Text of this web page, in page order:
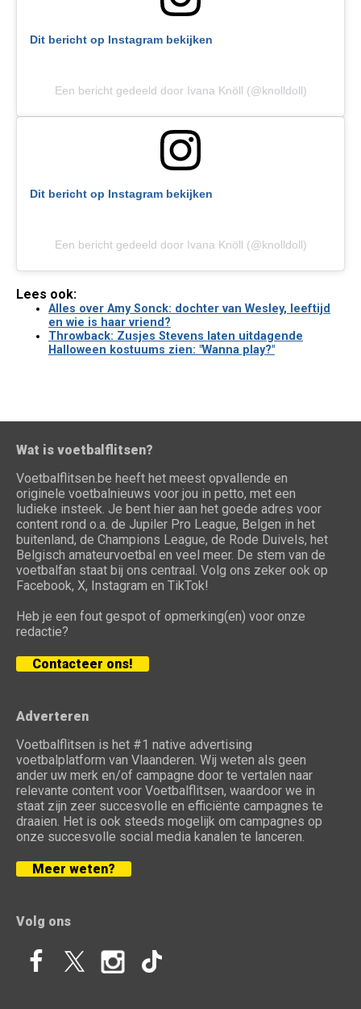
Dit bericht op Instagram bekijken
Een bericht gedeeld door Ivana Knöll (@knolldoll)
Dit bericht op Instagram bekijken
Een bericht gedeeld door Ivana Knöll (@knolldoll)
Lees ook:
Alles over Amy Sonck: dochter van Wesley, leeftijd
en wie is haar vriend?
Throwback: Zusjes Stevens laten uitdagende
Halloween kostuums zien: "Wanna play?"
Wat is voetbalflitsen?
Voetbalflitsen.be heeft het meest opvallende en
originele voetbalnieuws voor jou in petto, met een
ludieke insteek. Je bent hier aan het goede adres voor
content rond o.a. de Jupiler Pro League, Belgen in het
buitenland, de Champions League, de Rode Duivels, het
Belgisch amateurvoetbal en veel meer. De stem van de
voetbalfan staat bij ons centraal. Volg ons zeker ook op
Facebook, X, Instagram en TikTok!
Heb je een fout gespot of opmerking(en) voor onze
redactie?
Contacteer ons!
Adverteren
Voetbalflitsen is het #1 native advertising
voetbalplatform van Vlaanderen. Wij weten als geen
ander uw merk en/of campagne door te vertalen naar
relevante content voor Voetbalflitsen, waardoor we in
staat zijn zeer succesvolle en efficiënte campagnes te
draaien. Het is ook steeds mogelijk om campagnes op
onze succesvolle social media kanalen te lanceren.
Meer weten?
Volg ons